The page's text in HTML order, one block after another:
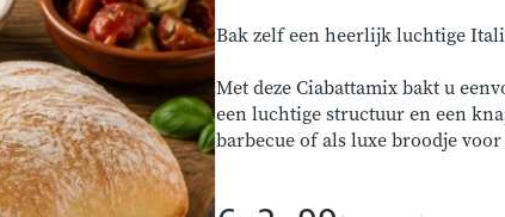
Bak zelf een heerlijk luchtige
Met deze Ciabattamix bakt u
een luchtige structuur en een
barbecue of als luxe broodje